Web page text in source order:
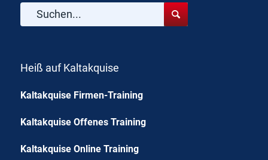
Heiß auf Kaltakquise
Kaltakquise Firmen-Training
Kaltakquise Offenes Training
Kaltakquise Online Training